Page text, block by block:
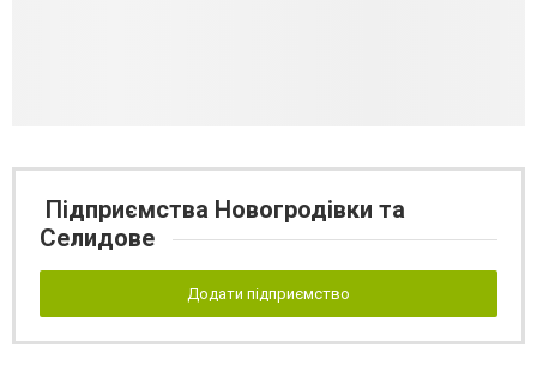
Підприємства Новогродівки та
Селидове
Додати підприємство